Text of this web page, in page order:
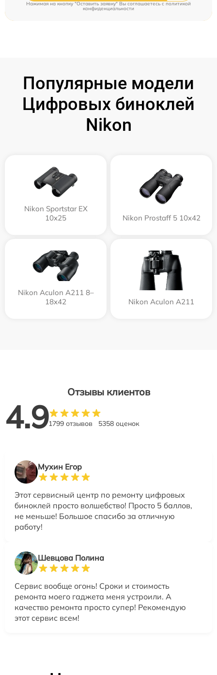
Нажимая на кнопку "Оставить заявку" Вы соглашаетесь cполитикой
конфиденциальности
Популярные модели
Цифровых биноклей
Nikon
Nikon Sportstar EX
10x25
Nikon Prostaff 5 10x42
Nikon Aculon A211 8–
18x42
Nikon Aculon A211
Отзывы клиентов
4.91799 отзывов 5358 оценок
Мухин Егор
Этот сервисный центр по ремонту цифровых
биноклей просто волшебство! Просто 5 баллов,
не меньше! Большое спасибо за отличную
работу!
Шевцова Полина
Сервис вообще огонь! Сроки и стоимость
ремонта моего гаджета меня устроили. А
качество ремонта просто супер! Рекомендую
этот сервис всем!